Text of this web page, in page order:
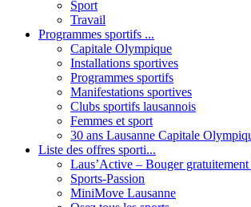
Sport
Travail
Programmes sportifs ...
Capitale Olympique
Installations sportives
Programmes sportifs
Manifestations sportives
Clubs sportifs lausannois
Femmes et sport
30 ans Lausanne Capitale
Liste des offres sporti...
Laus’Active – Bouger gratuitement
Sports-Passion
MiniMove Lausanne